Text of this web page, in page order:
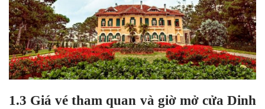
1.3 Giá vé tham quan và giờ mở cửa Dinh